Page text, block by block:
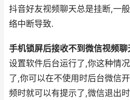
抖音好友视频聊天总是挂断,一
络中断导致.
手机锁屏后接收不到微信视频
设置软件后台运行了,你这种情
了,你可以在不使用时后台微信
频时就可以有提示了,微信退出